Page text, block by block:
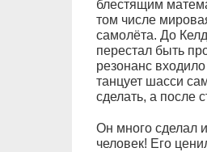
блестящим
том числе
самолёта. До
перестал быть
резонанс
танцует шасси
сделать, а после
Он много сделал
человек! Его